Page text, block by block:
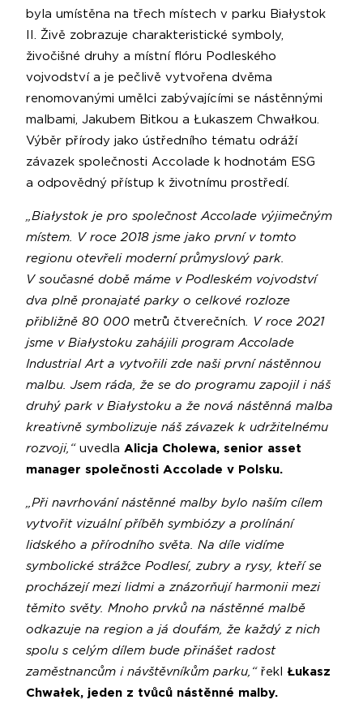
byla umístěna na třech místech v parku Białystok
II. Živě zobrazuje charakteristické symboly,
živočišné druhy a místní flóru Podleského
vojvodství a je pečlivě vytvořena dvěma
renomovanými umělci zabývajícími se nástěnnými
malbami, Jakubem Bitkou a Łukaszem Chwałkou.
Výběr přírody jako ústředního tématu odráží
závazek společnosti Accolade k hodnotám ESG
a odpovědný přístup k životnímu prostředí.
„Białystok je pro společnost Accolade výjimečným
místem. V roce 2018 jsme jako první v tomto
regionu otevřeli moderní průmyslový park.
V současné době máme v Podleském vojvodství
dva plně pronajaté parky o celkové rozloze
přibližně 80 000 metrů čtverečních . V roce 2021
jsme v Białystoku zahájili program Accolade
Industrial Art a vytvořili zde naši první nástěnnou
malbu. Jsem ráda, že se do programu zapojil i náš
druhý park v Białystoku a že nová nástěnná malba
kreativně symbolizuje náš závazek k udržitelnému
rozvoji,“ uvedla Alicja Cholewa, senior asset
manager společnosti Accolade v Polsku.
„Při navrhování nástěnné malby bylo naším cílem
vytvořit vizuální příběh symbiózy a prolínání
lidského a přírodního světa. Na díle vidíme
symbolické strážce Podlesí, zubry a rysy, kteří se
procházejí mezi lidmi a znázorňují harmonii mezi
těmito světy. Mnoho prvků na nástěnné malbě
odkazuje na region a já doufám, že každý z nich
spolu s celým dílem bude přinášet radost
zaměstnancům i návštěvníkům parku,“ řekl Łukasz
Chwałek, jeden z tvůců nástěnné malby.